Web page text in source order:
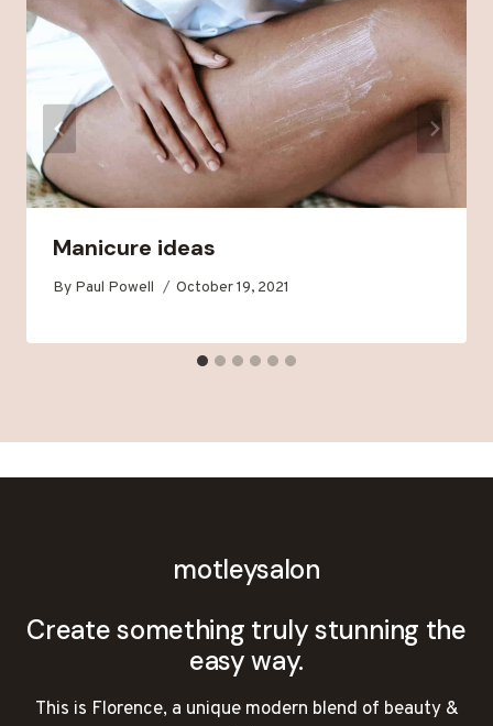
Manicure ideas
By Paul Powell October 19, 2021
motleysalon
Create something truly stunning the
easy way.
This is Florence, a unique modern blend of beauty &